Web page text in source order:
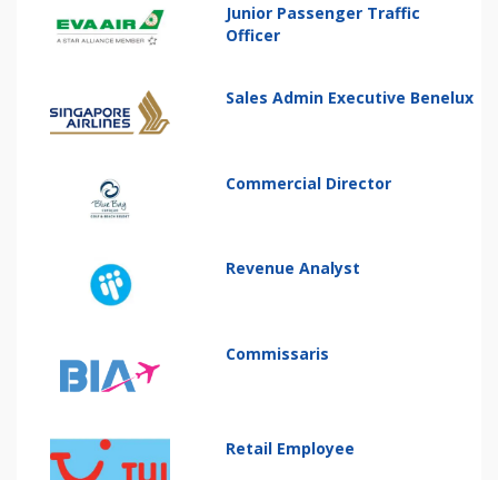
Junior Passenger Traffic
Officer
Sales Admin Executive Benelux
Commercial Director
Revenue Analyst
Commissaris
Retail Employee